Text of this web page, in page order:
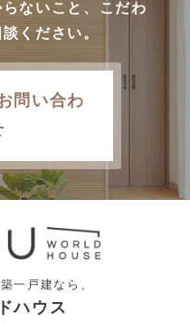
ないこと、こだわ
ください。
問い合わ
一戸建なら、
ハウス